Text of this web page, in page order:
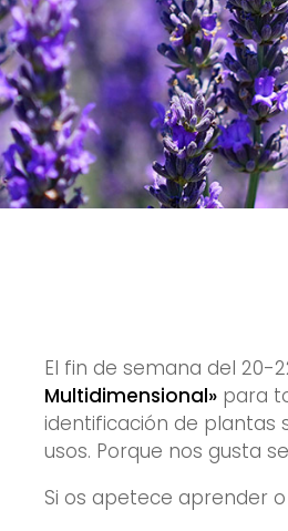
El fin de semana del 20-
Multidimensional» para
identificación de plantas
usos. Porque nos gusta
Si os apetece aprender